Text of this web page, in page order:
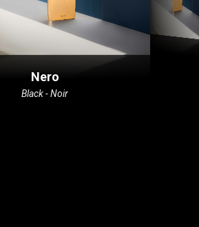
Nero
Black - Noir